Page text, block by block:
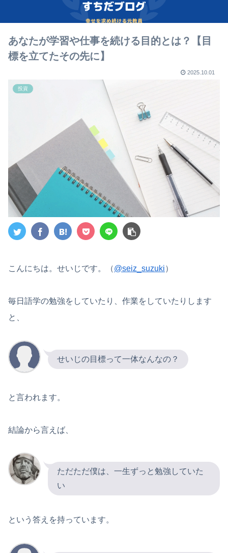
あなたが学習や仕事を続ける目的とは？【目
標を立てたその先に】
2025.10.01
投資
こんにちは。せいじです。（@seiz_suzuki）
毎日語学の勉強をしていたり、作業をしていたりします
と、
せいじの目標って一体なんなの？
と言われます。
結論から言えば、
ただただ僕は、一生ずっと勉強していた
い
という答えを持っています。